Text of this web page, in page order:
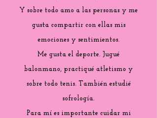
Y sobre todo amo a las personas y me
gusta compartir con ellas mis
emociones y sentimientos.
Me gusta el deporte. Jugué
balonmano, practiqué atletismo y
sobre todo tenis. También estudié
sofrología.
Para mí es importante cuidar mi